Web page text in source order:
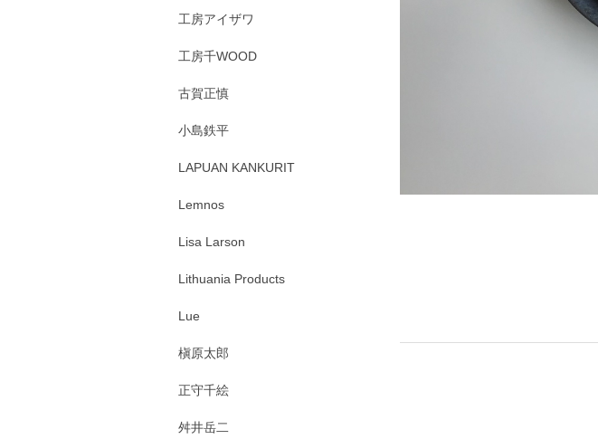
工房アイザワ
工房千WOOD
古賀正慎
小島鉄平
LAPUAN KANKURIT
Lemnos
Lisa Larson
Lithuania Products
Lue
槇原太郎
正守千絵
舛井岳二